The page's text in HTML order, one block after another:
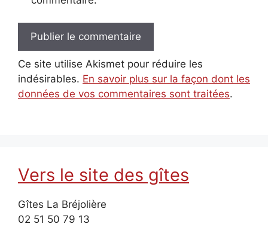
Ce site utilise Akismet pour réduire les
indésirables. En savoir plus sur la façon dont les
données de vos commentaires sont traitées.
Vers le site des gîtes
Gîtes La Bréjolière
02 51 50 79 13